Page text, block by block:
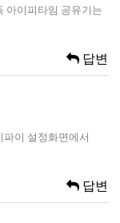
아이피타임 공유기는
답변
이 설정화면에서
답변